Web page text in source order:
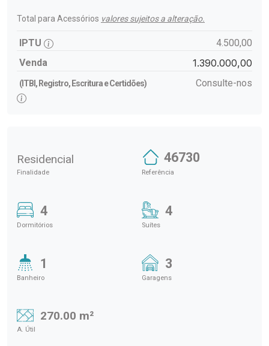
Total para Acessórios valores sujeitos a alteração.
IPTU
4.500,00
Venda
1.390.000,00
(ITBI, Registro, Escritura e Certidões) Consulte-nos
Residencial
Finalidade
46730
Referência
4
Dormitórios
4
Suítes
1
Banheiro
3
Garagens
270.00 m²
A. Útil